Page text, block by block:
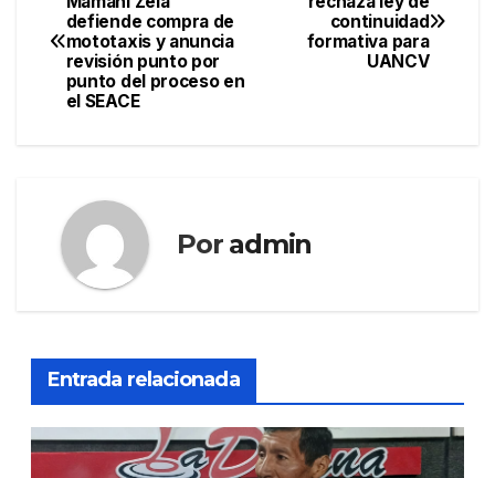
de
entradas
continuidad
formativa para
UANCV
defiende compra de
mototaxis y anuncia
revisión punto por
punto del proceso en
el SEACE
Por admin
Entrada relacionada